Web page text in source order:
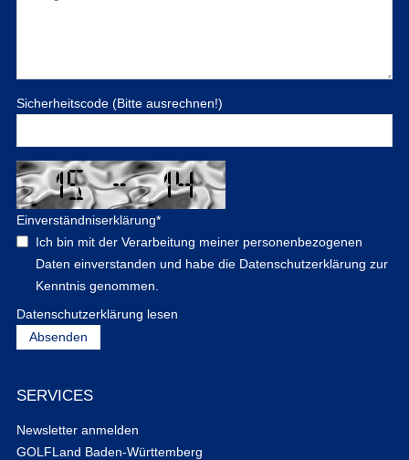
Sicherheitscode (Bitte ausrechnen!)
Einverständniserklärung*
Ich bin mit der Verarbeitung meiner personenbezogenen
Daten einverstanden und habe die Datenschutzerklärung zur
Kenntnis genommen.
Datenschutzerklärung lesen
SERVICES
Newsletter anmelden
GOLFLand Baden-Württemberg